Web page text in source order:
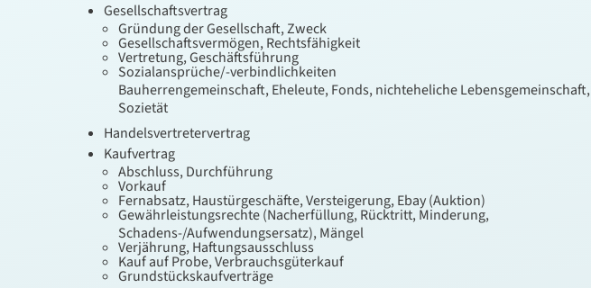
Gesellschaftsvertrag
Gründung der Gesellschaft, Zweck
Gesellschaftsvermögen, Rechtsfähigkeit
Vertretung, Geschäftsführung
Sozialansprüche/-verbindlichkeiten
Bauherrengemeinschaft, Eheleute, Fonds, nichteheliche Lebensgemeinschaft,
Sozietät
Handelsvertretervertrag
Kaufvertrag
Abschluss, Durchführung
Vorkauf
Fernabsatz, Haustürgeschäfte, Versteigerung, Ebay (Auktion)
Gewährleistungsrechte (Nacherfüllung, Rücktritt, Minderung,
Schadens-/Aufwendungsersatz), Mängel
Verjährung, Haftungsausschluss
Kauf auf Probe, Verbrauchsgüterkauf
Grundstückskaufverträge